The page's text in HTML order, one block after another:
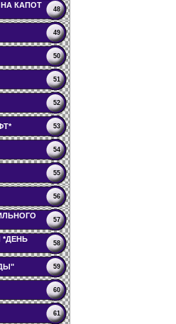
НА КАПОТ
48
49
50
51
52
53
54
55
56
57
*ДЕНЬ
58
59
60
61